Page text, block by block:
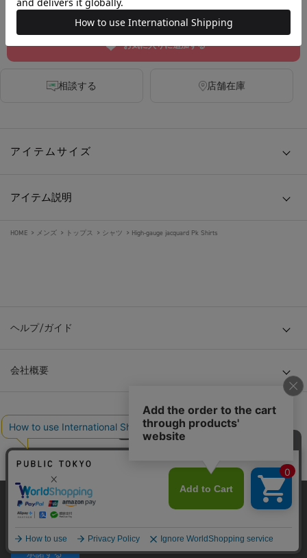
カートに入れる
お気に入りに追加する
相談する 店舗在庫
アイテムサイズ
アイテム説明
HOME > メンズ > トップス > シャツ > High-gauge jacquard Pk Shirts
ヘルプ/ガイド
会社概要
当サイトはクッキー(cookie)を使用します。クッキーはサイト内
の一部の機能および、サイトの使用状況の分析からマーケティ
プライバシーポリシーはこちら
承諾する